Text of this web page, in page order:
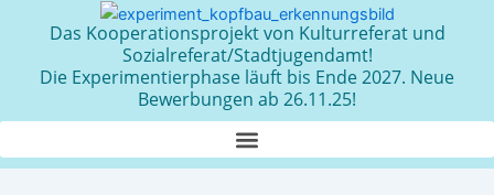
Das Kooperationsprojekt von Kulturreferat und
Sozialreferat/Stadtjugendamt!
Die Experimentierphase läuft bis Ende 2027. Neue
Bewerbungen ab 26.11.25!